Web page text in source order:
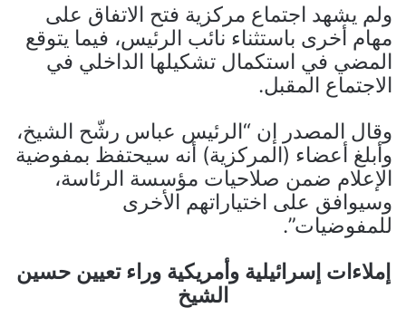
ولم يشهد اجتماع مركزية فتح الاتفاق على
مهام أخرى باستثناء نائب الرئيس، فيما يتوقع
المضي في استكمال تشكيلها الداخلي في
الاجتماع المقبل.
وقال المصدر إن “الرئيس عباس رشّح الشيخ،
وأبلغ أعضاء (المركزية) أنه سيحتفظ بمفوضية
الإعلام ضمن صلاحيات مؤسسة الرئاسة،
وسيوافق على اختياراتهم الأخرى
للمفوضيات”.
إملاءات إسرائيلية وأمريكية وراء تعيين حسين
الشيخ